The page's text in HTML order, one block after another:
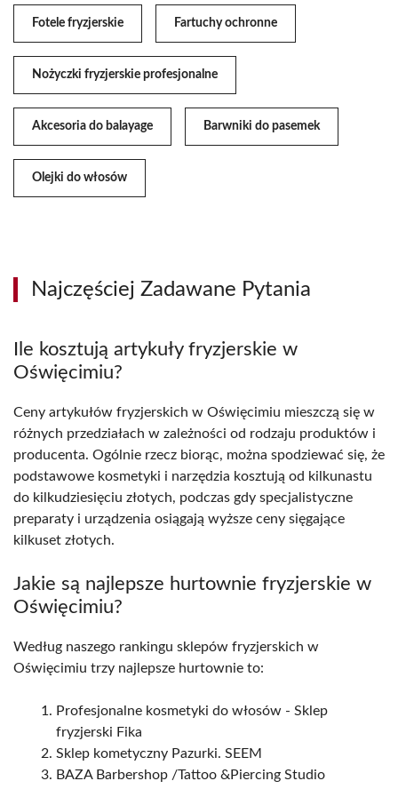
Fotele fryzjerskie Fartuchy ochronne
Nożyczki fryzjerskie profesjonalne
Akcesoria do balayage Barwniki do pasemek
Olejki do włosów
Najczęściej Zadawane Pytania
Ile kosztują artykuły fryzjerskie w
Oświęcimiu?
Ceny artykułów fryzjerskich w Oświęcimiu mieszczą się w
różnych przedziałach w zależności od rodzaju produktów i
producenta. Ogólnie rzecz biorąc, można spodziewać się, że
podstawowe kosmetyki i narzędzia kosztują od kilkunastu
do kilkudziesięciu złotych, podczas gdy specjalistyczne
preparaty i urządzenia osiągają wyższe ceny sięgające
kilkuset złotych.
Jakie są najlepsze hurtownie fryzjerskie w
Oświęcimiu?
Według naszego rankingu sklepów fryzjerskich w
Oświęcimiu trzy najlepsze hurtownie to:
Profesjonalne kosmetyki do włosów - Sklep
fryzjerski Fika
Sklep kometyczny Pazurki. SEEM
BAZA Barbershop /Tattoo &Piercing Studio